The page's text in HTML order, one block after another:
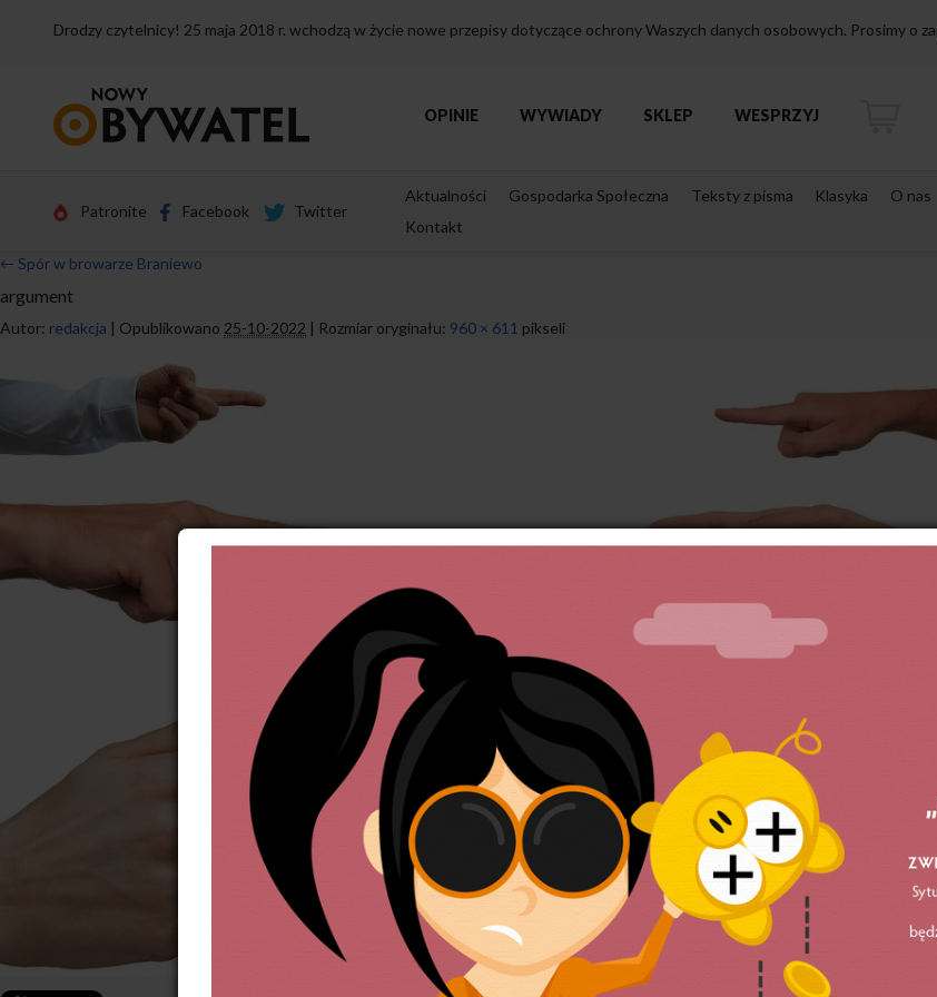
Drodzy czytelnicy! 25 maja 2018 r. wchodzą w życie nowe przepisy dotyczące ochrony Waszych danych osobowych. Prosimy o
strony
OPINIE WYWIADY SKLEP WESPRZYJ
Patronite Facebook Twitter
Aktualności Gospodarka Społeczna Teksty z pisma Klasyka O nas
Kontakt
← Spór w browarze Braniewo
argument
Autor: redakcja | Opublikowano 25-10-2022 | Rozmiar oryginału: 960 × 611 pikseli